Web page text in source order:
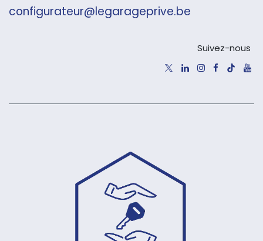
configurateur@legarageprive.be
Suivez-nous